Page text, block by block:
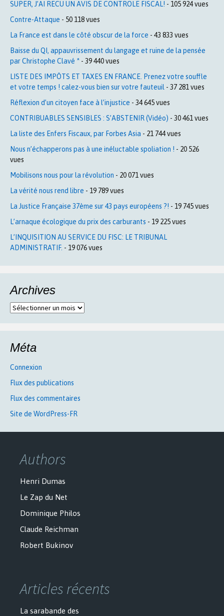
SUPER, J’AI RECU UN AVIS DE CONTROLE FISCAL! - 105 924 vues
Contre-Attaque - 50 118 vues
La France est dans le côté obscur de la force - 43 833 vues
Baisse du QI, appauvrissement du langage et ruine de la pensée
par Christophe Clavé * - 39 440 vues
LISTE DES IMPÔTS ET TAXES EN FRANCE. Prenez votre souffle
et votre temps ! calez-vous bien sur votre fauteuil - 37 281 vues
Réflexion d’un citoyen face à l’injustice - 34 645 vues
CONTRIBUABLES SENSIBLES : S’ABSTENIR (Vidéo) - 30 461 vues
La liste des Enfers Fiscaux, par Forbes Asia - 21 744 vues
Nous n’échapperons pas à une inéluctable spoliation ! - 20 526
vues
Mobilisons nous pour la révolution - 20 071 vues
La vérité nous rend libre - 19 789 vues
La Justice Française 37ème sur 43 pays européens ?! - 19 745 vues
L’arnaque écologique du prix des carburants - 19 225 vues
L’INQUISITION AU SERVICE DU FISC: LE TRIBUNAL
ADMINISTRATIF. - 19 076 vues
Archives
Archives
Méta
Connexion
Flux des publications
Flux des commentaires
Site de WordPress-FR
Authors
Henri Dumas
Le Zap du Net
Dominique Philos
Claude Reichman
Robert Bukinov
Articles récents
La sarabande des